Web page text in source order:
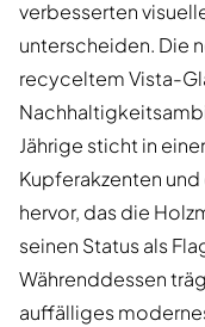
verbesserten
unterscheiden. Die
recyceltem Vista-
Jährige sticht in
Kupferakzenten
hervor, das die
seinen Status als
Währenddessen
auffälliges